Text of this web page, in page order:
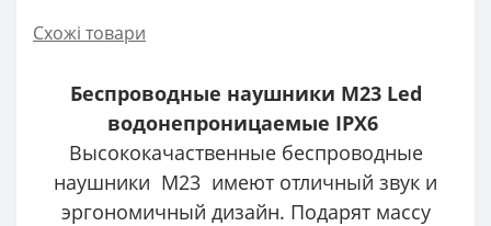
Схожі товари
Беспроводные наушники M23 Led
водонепроницаемые IPX6
Высококачаственные беспроводные
наушники M23 имеют отличный звук и
эргономичный дизайн. Подарят массу